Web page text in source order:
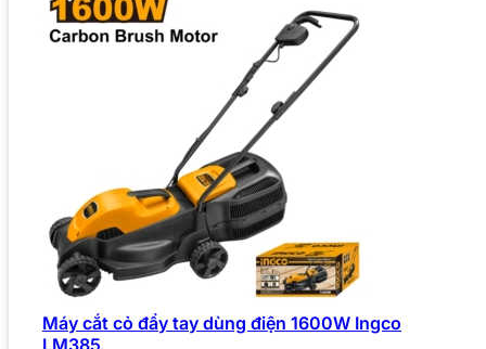
Máy cắt cỏ đẩy tay dùng điện 1600W Ingco